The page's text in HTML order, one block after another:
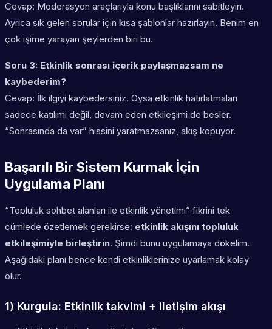
Cevap: Moderasyon araçlarıyla konu başlıklarını sabitleyin.
Ayrıca sık gelen sorular için kısa şablonlar hazırlayın. Benim en
çok işime yarayan şeylerden biri bu.
Soru 3: Etkinlik sonrası içerik paylaşmazsam ne
kaybederim?
Cevap: İlk ilgiyi kaybedersiniz. Oysa etkinlik hatırlatmaları
sadece katılımı değil, devam eden etkileşimi de besler.
“Sonrasında da var” hissini yaratmazsanız, akış kopuyor.
Başarılı Bir Sistem Kurmak İçin
Uygulama Planı
“Topluluk sohbet alanları ile etkinlik yönetimi” fikrini tek
cümlede özetlemek gerekirse: etkinlik akışını topluluk
etkileşimiyle birleştirin. Şimdi bunu uygulamaya dökelim.
Aşağıdaki planı bence kendi etkinliklerinize uyarlamak kolay
olur.
1) Kurgula: Etkinlik takvimi + iletişim akışı